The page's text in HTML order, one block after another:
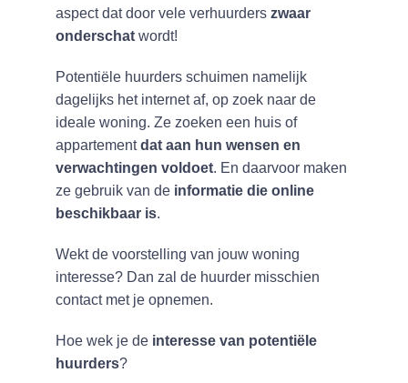
aspect dat door vele verhuurders zwaar
onderschatwordt!
Potentiële huurders schuimen namelijk
dagelijks het internet af, op zoek naar de
ideale woning. Ze zoeken een huis of
appartementdat aan hun wensen en
verwachtingen voldoet. En daarvoor maken
ze gebruik van de informatie die online
beschikbaar is.
Wekt de voorstelling van jouw woning
interesse? Dan zal de huurder misschien
contact met je opnemen.
Hoe wek je de interesse van potentiële
huurders?